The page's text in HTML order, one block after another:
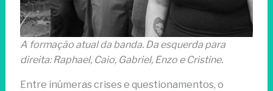
A formação atual da banda. Da esquerda para
direita: Raphael, Caio, Gabriel, Enzo e Cristine.
Entre inúmeras crises e questionamentos, o